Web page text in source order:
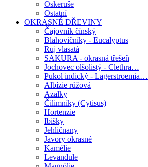
Oskeruše
Ostatní
OKRASNÉ DŘEVINY
Čajovník čínský
Blahovičníky - Eucalyptus
Ruj vlasatá
SAKURA - okrasná třešeň
Jochovec olšolistý - Clethra…
Pukol indický - Lagerstroemia…
Albízie růžová
Azalky
Čilimníky (Cytisus)
Hortenzie
Ibišky
Jehličnany
Javory okrasné
Kamélie
Levandule